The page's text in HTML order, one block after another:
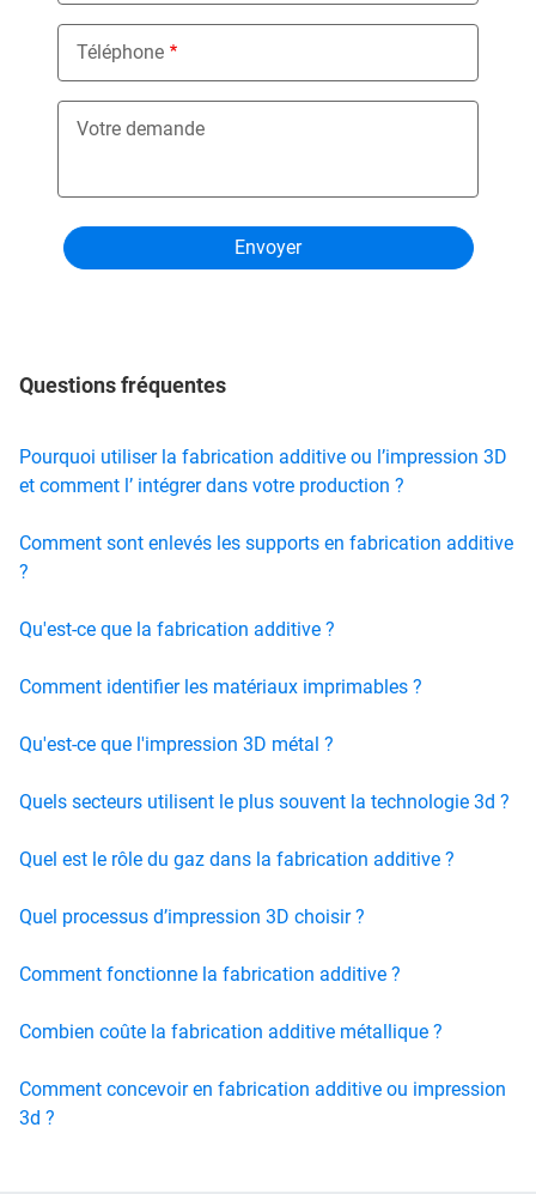
Téléphone
Votre demande
Questions fréquentes
Pourquoi utiliser la fabrication additive ou l’impression 3D
et comment l’ intégrer dans votre production ?
Comment sont enlevés les supports en fabrication additive
?
Qu'est-ce que la fabrication additive ?
Comment identifier les matériaux imprimables ?
Qu'est-ce que l'impression 3D métal ?
Quels secteurs utilisent le plus souvent la technologie 3d ?
Quel est le rôle du gaz dans la fabrication additive ?
Quel processus d’impression 3D choisir ?
Comment fonctionne la fabrication additive ?
Combien coûte la fabrication additive métallique ?
Comment concevoir en fabrication additive ou impression
3d ?